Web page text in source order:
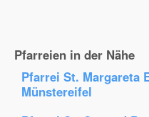
Pfarreien in der Nähe
Pfarrei St. Margareta
Münstereifel